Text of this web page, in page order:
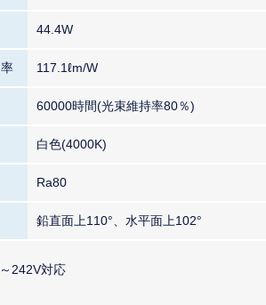
44.4W
117.1ℓm/W
60000時間(光束維持率80％)
白色(4000K)
Ra80
鉛直面上110°、水平面上102°
242V対応